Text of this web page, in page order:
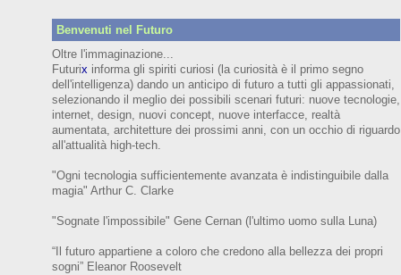
Benvenuti nel Futuro
Oltre l'immaginazione...
Futurix informa gli spiriti curiosi (la curiosità è il primo segno
dell'intelligenza)dando un anticipo di futuroa tutti gli appassionati,
selezionando il meglio dei possibili scenari futuri: nuove tecnologie,
internet, design, nuovi concept, nuove interfacce, realtà
aumentata, architetture dei prossimi anni, con un occhio di riguardo
all'attualità high-tech.
"Ogni tecnologia sufficientemente avanzata è indistinguibile dalla
magia" Arthur C. Clarke
"Sognate l'impossibile" Gene Cernan (l'ultimo uomo sulla Luna)
“Il futuro appartiene a coloro che credono alla bellezza dei propri
sogni” EleanorRoosevelt